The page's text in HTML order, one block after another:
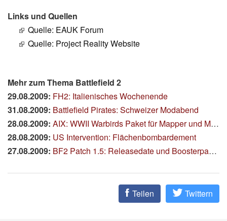
Links und Quellen
Quelle: EAUK Forum
Quelle: Project Reality Website
Mehr zum Thema Battlefield 2
29.08.2009: FH2: Italienisches Wochenende
31.08.2009: Battlefield Pirates: Schweizer Modabend
28.08.2009: AIX: WWII Warbirds Paket für Mapper und Modder
28.08.2009: US Intervention: Flächenbombardement
27.08.2009: BF2 Patch 1.5: Releasedate und Boosterpacks kostenlos
Teilen Twittern